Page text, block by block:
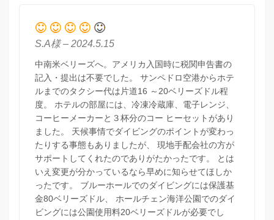
S.A様 – 2024.5.15
中南米ベリーズへ。アメリカ入国時に税関申告書の
記入・提出は不要でした。 サンペドロ空港からホテ
ルまでのタクシー代は片道16 ～20ベリーズドル程
度。 ホテルの部屋には、冷凍冷蔵庫、電子レンジ、
コーヒーメーカーと３杯分のコー ヒーセットがあり
ました。 天候事情でダイビングのポイントが変わっ
たりする事態もありましたが、 現地手配会社の方が
サポートしてくれたのでありがたかったです。 とは
いえ変更が分かっているなら早めに知らせてほしか
ったです。 ブルーホールでのダイビングには保護基
金80ベリーズドル、 ホールチェン海洋公園でのダイ
ビングには公園使用料20ベリーズドルが必要でし